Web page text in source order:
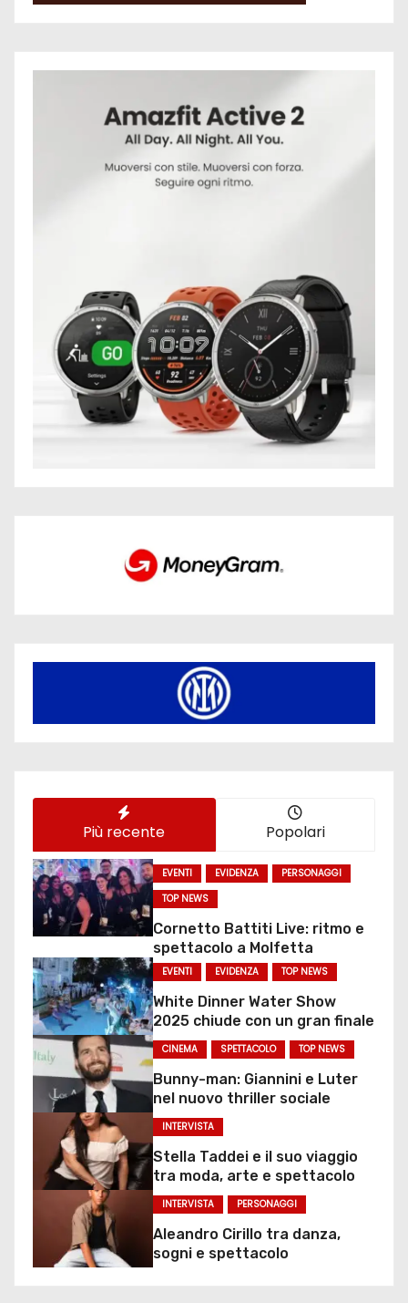
Più recente Popolari
EVENTI EVIDENZA
PERSONAGGI
TOP NEWS
Cornetto Battiti Live: ritmo e
spettacolo a Molfetta
EVENTI EVIDENZA TOP NEWS
White Dinner Water Show
2025 chiude con un gran finale
CINEMA SPETTACOLO TOP NEWS
Bunny-man: Giannini e Luter
nel nuovo thriller sociale
INTERVISTA
Stella Taddei e il suo viaggio
tra moda, arte e spettacolo
INTERVISTA PERSONAGGI
Aleandro Cirillo tra danza,
sogni e spettacolo